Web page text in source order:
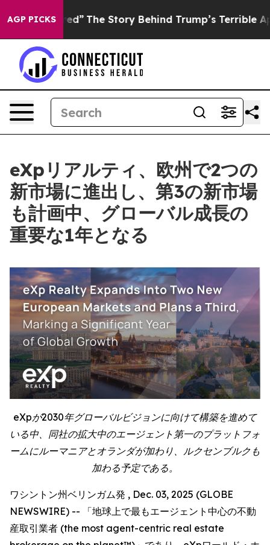
AGP PICKS
Hatred” The Story Behind Trump’s Terrible
eXpリアルティ、欧州で2つの
新市場に進出し、第3の新市場
も計画中、グローバル成長の
重要な1年となる
eXpが2030年グローバルビジョンに向けて構築を進めて
いる中、同社の拡大中のエージェント第一のプラットフォ
ームにルーマニアとオランダが加わり、ルクセンブルクも
加わる予定である。
ワシントン州ベリンガム発 , Dec. 03, 2025 (GLOBE
NEWSWIRE) -- 「地球上で最もエージェント中心の不動
産取引業者 (the most agent-centric real estate